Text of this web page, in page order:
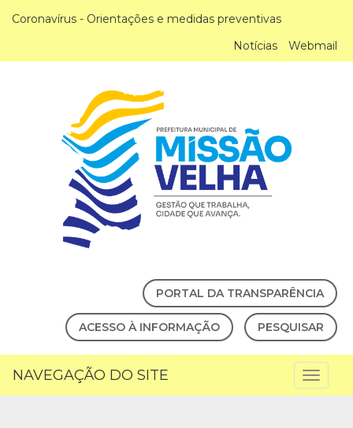
Coronavírus - Orientações e medidas preventivas
Notícias
Webmail
PORTAL DA TRANSPARÊNCIA
ACESSO À INFORMAÇÃO PESQUISAR
NAVEGAÇÃO DO SITE